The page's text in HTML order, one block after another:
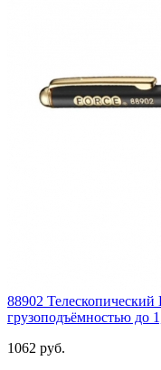
88902
грузоподъёмностью до
1062 руб.